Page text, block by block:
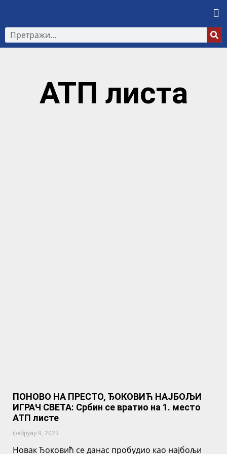
АТП листа
ПОНОВО НА ПРЕСТО, ЂОКОВИЋ НАЈБОЉИ
ИГРАЧ СВЕТА: Србин се вратио на 1. место
АТП листе
фебруар 9, 2023
Новак Ђоковић се данас пробудио као најбољи